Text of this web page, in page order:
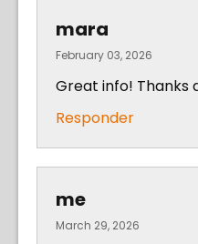
mara
February 03, 2026
Great info! Thanks
Responder
me
March 29, 2026